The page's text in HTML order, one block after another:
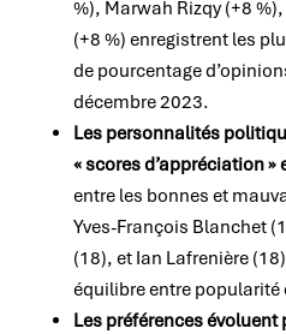
%), Marwah Rizqy (+8
(+8 %) enregistrent les
de pourcentage
décembre 2023.
Les personnalités
« scores d’appréciation »
entre les bonnes et
Yves-François Blanchet
(18), et Ian Lafrenière
équilibre entre
Les préférences